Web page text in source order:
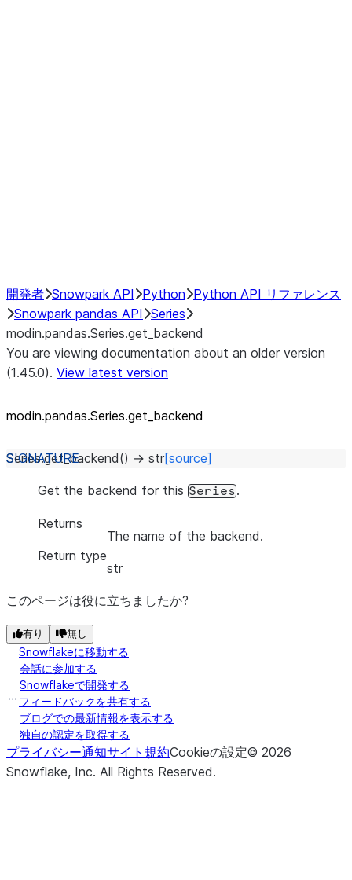
開発者 Snowpark API Python Python API リファレンス
Snowpark pandas API Series
modin.pandas.Series.get_backend
You are viewing documentation about an older version
(1.45.0). View latest version
modin.pandas.Series.get_ backend
Series.get_backend() → str[source]
Get the backend for this Series.
Returns
The name of the backend.
Return type
str
このページは役に立ちましたか?
有り 無し
Snowflakeに移動する
会話に参加する
Snowflakeで開発する
フィードバックを共有する
ブログでの最新情報を表示する
独自の認定を取得する
プライバシー通知サイト規約Cookieの設定© 2026
Snowflake, Inc. All Rights Reserved.